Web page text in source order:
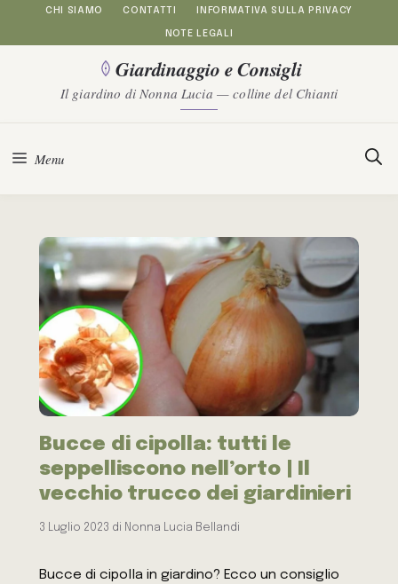
al
contenuto
CHI SIAMO CONTATTI INFORMATIVA SULLA PRIVACY
NOTE LEGALI
Giardinaggio e Consigli
Il giardino di Nonna Lucia — colline del Chianti
Menu
Bucce di cipolla: tutti le
seppelliscono nell’orto | Il
vecchio trucco dei giardinieri
3 Luglio 2023 di Nonna Lucia Bellandi
Bucce di cipolla in giardino? Ecco un consiglio